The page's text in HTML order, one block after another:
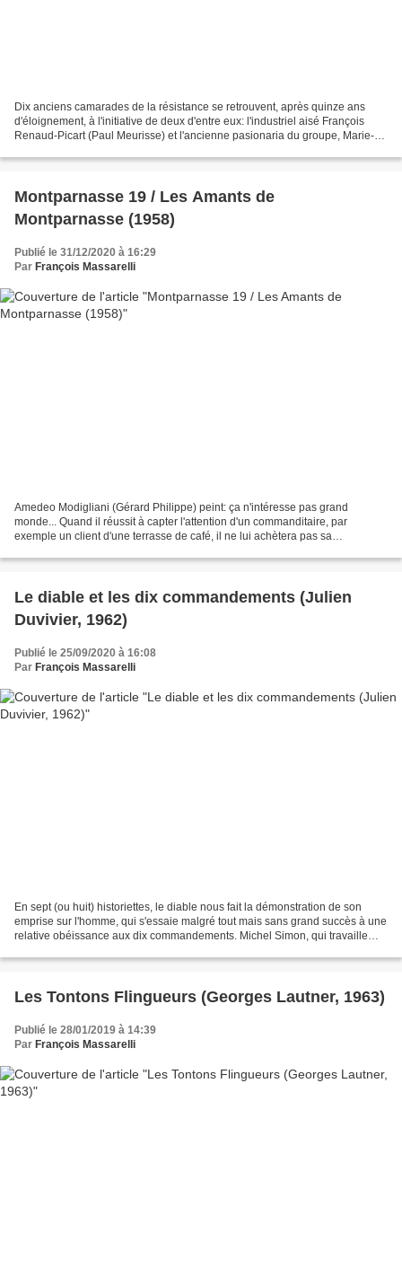
Dix anciens camarades de la résistance se retrouvent, après quinze ans
d'éloignement, à l'initiative de deux d'entre eux: l'industriel aisé François
Renaud-Picart (Paul Meurisse) et l'ancienne pasionaria du groupe, Marie-
Montparnasse 19 / Les Amants de
Montparnasse (1958)
Publié le 31/12/2020 à 16:29
Par François Massarelli
Amedeo Modigliani (Gérard Philippe) peint: ça n'intéresse pas grand
monde... Quand il réussit à capter l'attention d'un commanditaire, par
exemple un client d'une terrasse de café, il ne lui achètera pas sa
Le diable et les dix commandements (Julien
Duvivier, 1962)
Publié le 25/09/2020 à 16:08
Par François Massarelli
En sept (ou huit) historiettes, le diable nous fait la démonstration de son
emprise sur l'homme, qui s'essaie malgré tout mais sans grand succès à une
relative obéissance aux dix commandements. Michel Simon, qui travaille
Les Tontons Flingueurs (Georges Lautner, 1963)
Publié le 28/01/2019 à 14:39
Par François Massarelli